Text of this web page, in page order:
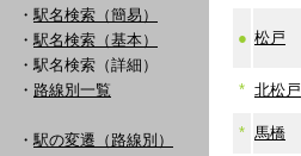
・ 駅名検索（簡易）
・ 駅名検索（基本）
・駅名検索（詳細）
・ 路線別一覧
・ 駅の変遷（路線別）
● 松戸
* 北松戸
* 馬橋